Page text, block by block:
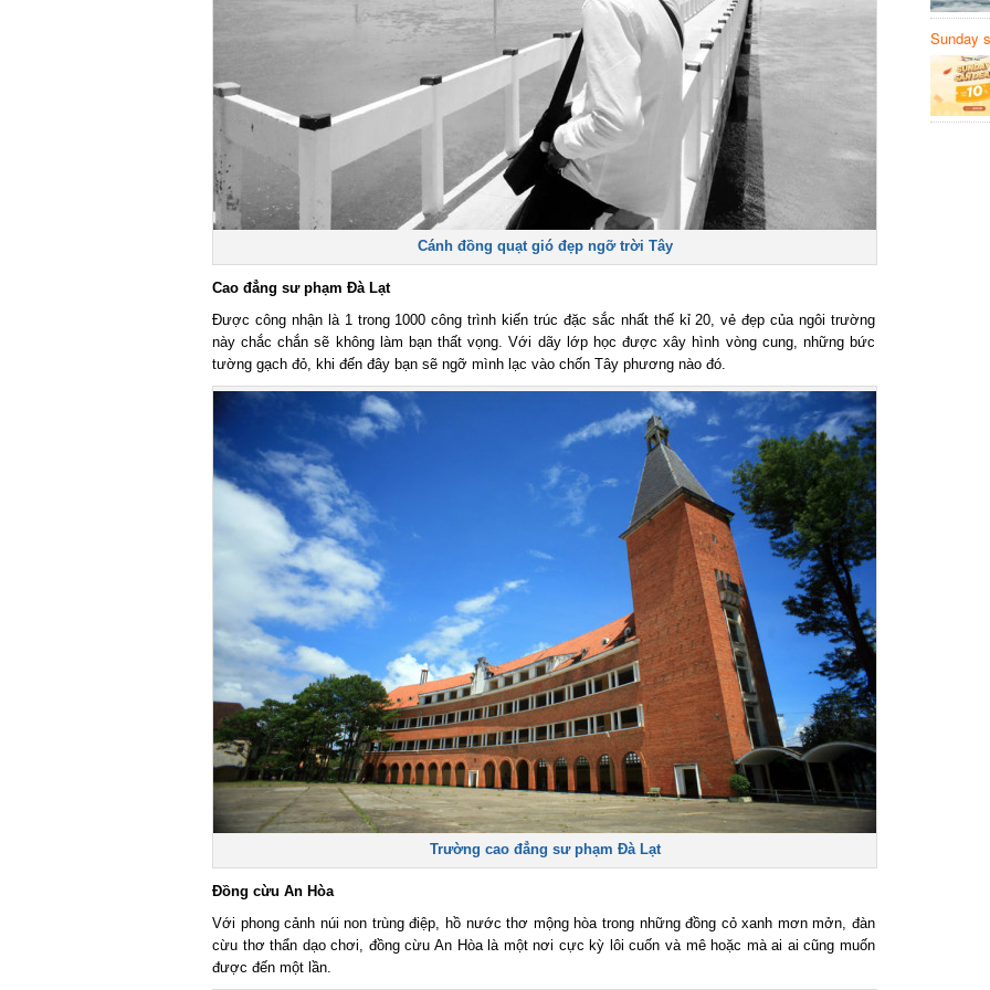
Cánh đồng quạt gió đẹp ngỡ trời Tây
Cao đẳng sư phạm Đà Lạt
Được công nhận là 1 trong 1000 công trình kiến trúc đặc sắc nhất thế kỉ 20, vẻ đẹp của ngôi trường
này chắc chắn sẽ không làm bạn thất vọng. Với dãy lớp học được xây hình vòng cung, những bức
tường gạch đỏ, khi đến đây bạn sẽ ngỡ mình lạc vào chốn Tây phương nào đó.
Trường cao đẳng sư phạm Đà Lạt
Đồng cừu An Hòa
Với phong cảnh núi non trùng điệp, hồ nước thơ mộng hòa trong những đồng cỏ xanh mơn mởn, đàn
cừu thơ thẩn dạo chơi, đồng cừu An Hòa là một nơi cực kỳ lôi cuốn và mê hoặc mà ai ai cũng muốn
được đến một lần.
Sunday